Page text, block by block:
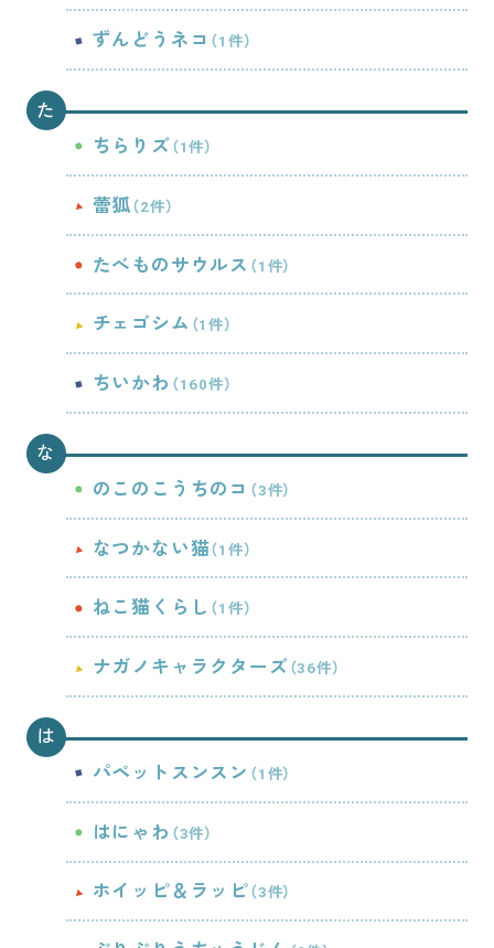
ずんどうネコ （1件）
た
ちらりズ （1件）
蕾狐 （2件）
たべものサウルス （1件）
チェゴシム （1件）
ちいかわ （160件）
な
のこのこうちのコ （3件）
なつかない猫（1件）
ねこ猫くらし （1件）
ナガノキャラクターズ （36件）
は
パペットスンスン （1件）
はにゃわ （3件）
ホイッピ＆ラッピ （3件）